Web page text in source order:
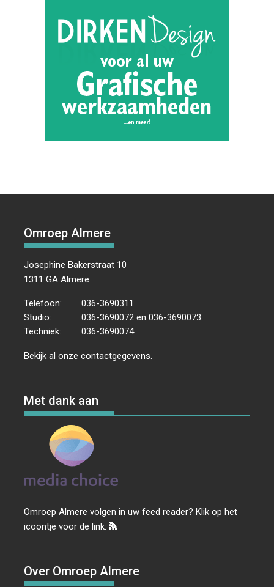
Omroep Almere
Josephine Bakerstraat 10
1311 GA Almere
Telefoon:
036-3690311
Studio:
036-3690072 en 036-3690073
Techniek:
036-3690074
Bekijk al onzecontactgegevens
Met dank aan
Omroep Almere volgen in uw feed reader? Klik op het
icoontje voor de link:
Over Omroep Almere